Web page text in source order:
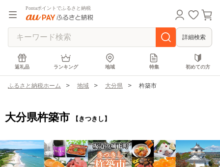
Pontaポイントでふるさと納税
詳細検索
返礼品 ランキング 地域 特集 初めての方
ふるさと納税ホーム 地域 大分県 杵築市
大分県杵築市 【きつきし】